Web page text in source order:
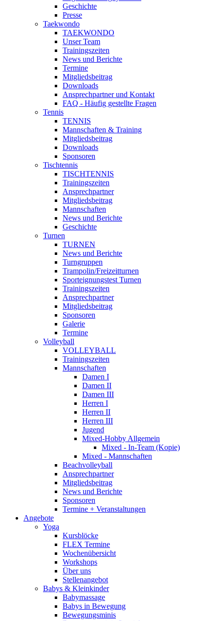
Geschichte
Presse
Taekwondo
TAEKWONDO
Unser Team
Trainingszeiten
News und Berichte
Termine
Mitgliedsbeitrag
Downloads
Ansprechpartner und Kontakt
FAQ - Häufig gestellte Fragen
Tennis
TENNIS
Mannschaften & Training
Mitgliedsbeitrag
Downloads
Sponsoren
Tischtennis
TISCHTENNIS
Trainingszeiten
Ansprechpartner
Mitgliedsbeitrag
Mannschaften
News und Berichte
Geschichte
Turnen
TURNEN
News und Berichte
Turngruppen
Trampolin/Freizeitturnen
Sporteignungstest Turnen
Trainingszeiten
Ansprechpartner
Mitgliedsbeitrag
Sponsoren
Galerie
Termine
Volleyball
VOLLEYBALL
Trainingszeiten
Mannschaften
Damen I
Damen II
Damen III
Herren I
Herren II
Herren III
Jugend
Mixed-Hobby Allgemein
Mixed - In-Team (Kopie)
Mixed - Mannschaften
Beachvolleyball
Ansprechpartner
Mitgliedsbeitrag
News und Berichte
Sponsoren
Termine + Veranstaltungen
Angebote
Yoga
Kursblöcke
FLEX Termine
Wochenübersicht
Workshops
Über uns
Stellenangebot
Babys & Kleinkinder
Babymassage
Babys in Bewegung
Bewegungsminis